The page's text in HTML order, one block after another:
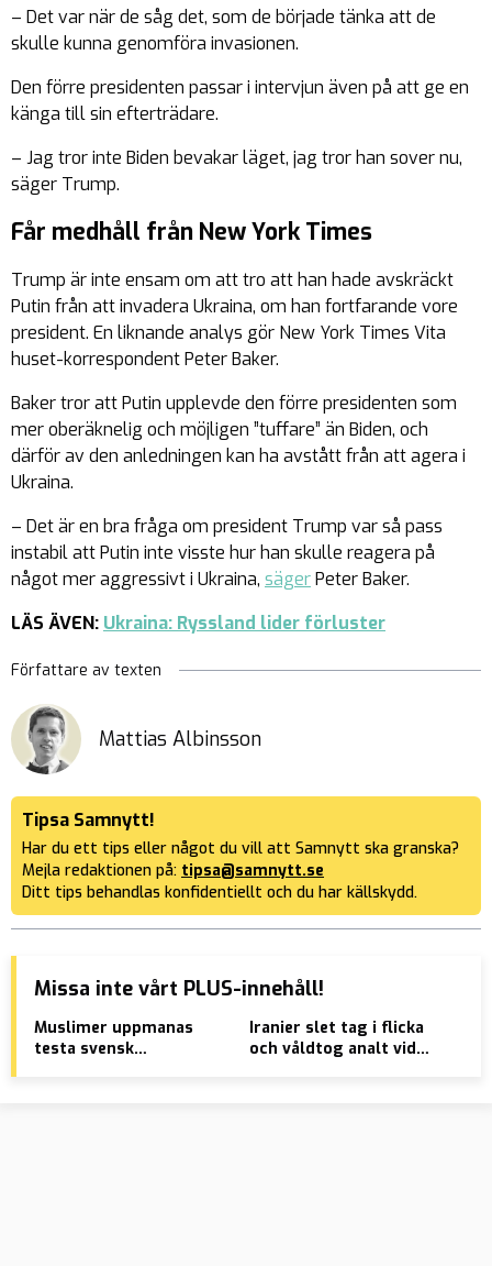
– Det var när de såg det, som de började tänka att de
skulle kunna genomföra invasionen.
Den förre presidenten passar i intervjun även på att ge en
känga till sin efterträdare.
– Jag tror inte Biden bevakar läget, jag tror han sover nu,
säger Trump.
Får medhåll från New York Times
Trump är inte ensam om att tro att han hade avskräckt
Putin från att invadera Ukraina, om han fortfarande vore
president. En liknande analys gör New York Times Vita
huset-korrespondent Peter Baker.
Baker tror att Putin upplevde den förre presidenten som
mer oberäknelig och möjligen ”tuffare” än Biden, och
därför av den anledningen kan ha avstått från att agera i
Ukraina.
– Det är en bra fråga om president Trump var så pass
instabil att Putin inte visste hur han skulle reagera på
något mer aggressivt i Ukraina, sägerPeter Baker.
LÄS ÄVEN: Ukraina: Ryssland lider förluster
Författare av texten
Mattias Albinsson
Tipsa Samnytt!
Har du ett tips eller något du vill att Samnytt ska granska?
Mejla redaktionen på: tipsa@samnytt.se
Ditt tips behandlas konfidentiellt och du har källskydd.
Missa inte vårt PLUS-innehåll!
Muslimer uppmanas
testa svensk
Iranier slet tag i flicka
och våldtog analt vid